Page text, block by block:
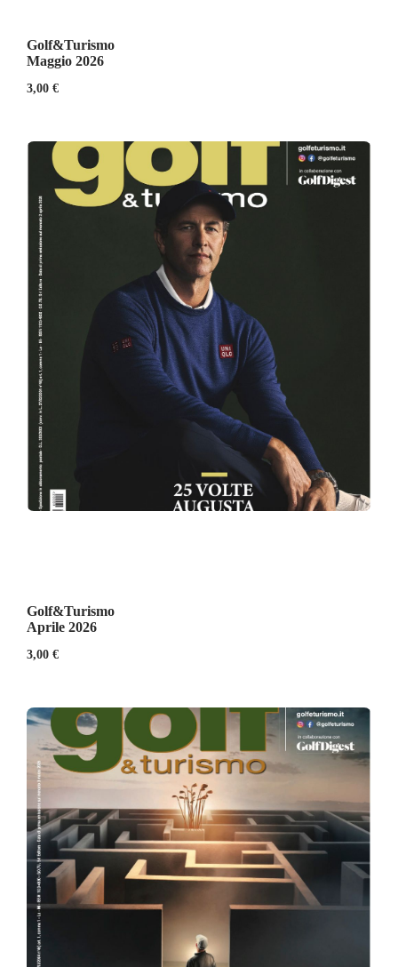
Golf&Turismo
Maggio 2026
3,00 €
Golf&Turismo
Aprile 2026
3,00 €